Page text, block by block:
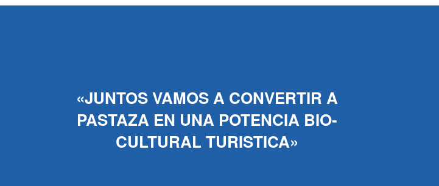
«JUNTOS VAMOS A CONVERTIR A
PASTAZA EN UNA POTENCIA BIO-
CULTURAL TURISTICA»